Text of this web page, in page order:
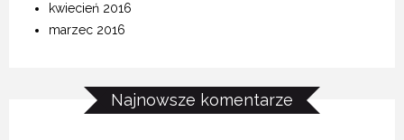
kwiecień 2016
marzec 2016
Najnowsze komentarze